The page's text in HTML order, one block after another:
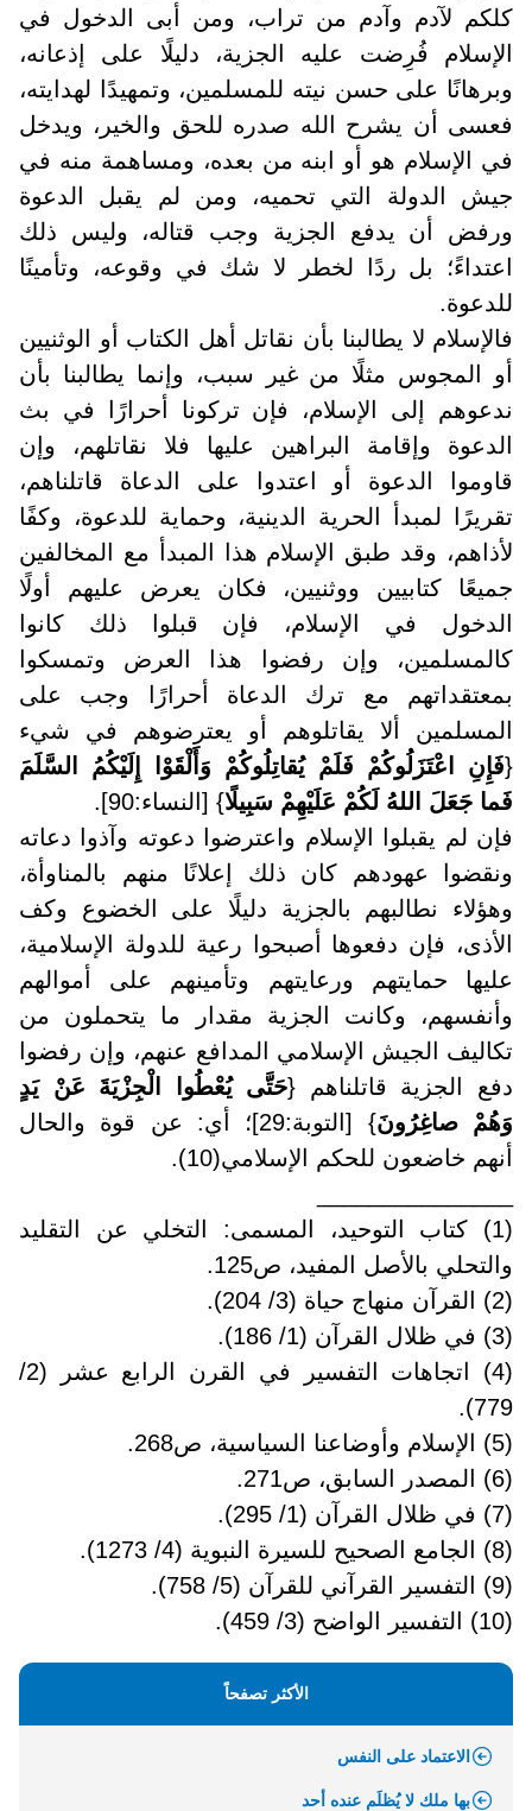
كلكم لآدم وآدم من تراب، ومن أبى الدخول في
الإسلام فُرِضت عليه الجزية، دليلًا على إذعانه،
وبرهانًا على حسن نيته للمسلمين، وتمهيدًا لهدايته،
فعسى أن يشرح الله صدره للحق والخير، ويدخل
في الإسلام هو أو ابنه من بعده، ومساهمة منه في
جيش الدولة التي تحميه، ومن لم يقبل الدعوة
ورفض أن يدفع الجزية وجب قتاله، وليس ذلك
اعتداءً؛ بل ردًا لخطر لا شك في وقوعه، وتأمينًا
للدعوة.
فالإسلام لا يطالبنا بأن نقاتل أهل الكتاب أو الوثنيين
أو المجوس مثلًا من غير سبب، وإنما يطالبنا بأن
ندعوهم إلى الإسلام، فإن تركونا أحرارًا في بث
الدعوة وإقامة البراهين عليها فلا نقاتلهم، وإن
قاوموا الدعوة أو اعتدوا على الدعاة قاتلناهم،
تقريرًا لمبدأ الحرية الدينية، وحماية للدعوة، وكفًا
لأذاهم، وقد طبق الإسلام هذا المبدأ مع المخالفين
جميعًا كتابيين ووثنيين، فكان يعرض عليهم أولًا
الدخول في الإسلام، فإن قبلوا ذلك كانوا
كالمسلمين، وإن رفضوا هذا العرض وتمسكوا
بمعتقداتهم مع ترك الدعاة أحرارًا وجب على
المسلمين ألا يقاتلوهم أو يعترضوهم في شيء
{فَإِنِ اعْتَزَلُوكُمْ فَلَمْ يُقاتِلُوكُمْ وَأَلْقَوْا إِلَيْكُمُ السَّلَمَ
فَما جَعَلَ اللهُ لَكُمْ عَلَيْهِمْ سَبِيلًا} [النساء:90].
فإن لم يقبلوا الإسلام واعترضوا دعوته وآذوا دعاته
ونقضوا عهودهم كان ذلك إعلانًا منهم بالمناوأة،
وهؤلاء نطالبهم بالجزية دليلًا على الخضوع وكف
الأذى، فإن دفعوها أصبحوا رعية للدولة الإسلامية،
عليها حمايتهم ورعايتهم وتأمينهم على أموالهم
وأنفسهم، وكانت الجزية مقدار ما يتحملون من
تكاليف الجيش الإسلامي المدافع عنهم، وإن رفضوا
دفع الجزية قاتلناهم {حَتَّى يُعْطُوا الْجِزْيَةَ عَنْ يَدٍ
وَهُمْ صاغِرُونَ
} [التوبة:29]؛ أي: عن قوة والحال
أنهم خاضعون للحكم الإسلامي(10).
(1) كتاب التوحيد، المسمى: التخلي عن التقليد
والتحلي بالأصل المفيد، ص125.
(2) القرآن منهاج حياة (3/ 204).
(3) في ظلال القرآن (1/ 186).
(4) اتجاهات التفسير في القرن الرابع عشر (2/
779).
(5) الإسلام وأوضاعنا السياسية، ص268.
(6) المصدر السابق، ص271.
(7) في ظلال القرآن (1/ 295).
(8) الجامع الصحيح للسيرة النبوية (4/ 1273).
(9) التفسير القرآني للقرآن (5/ 758).
(10) التفسير الواضح (3/ 459).
الأكثر تصفحاً
الاعتماد على النفس
بها ملك لا يُظلَم عنده أحد